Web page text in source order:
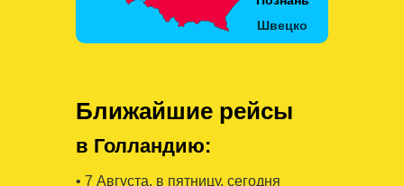
Ближайшие рейсы
в Голландию:
• 7 Августa, в пятницу, сегодня